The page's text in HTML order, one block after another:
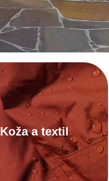
K tmelom na kameň a betón
Koža a textil